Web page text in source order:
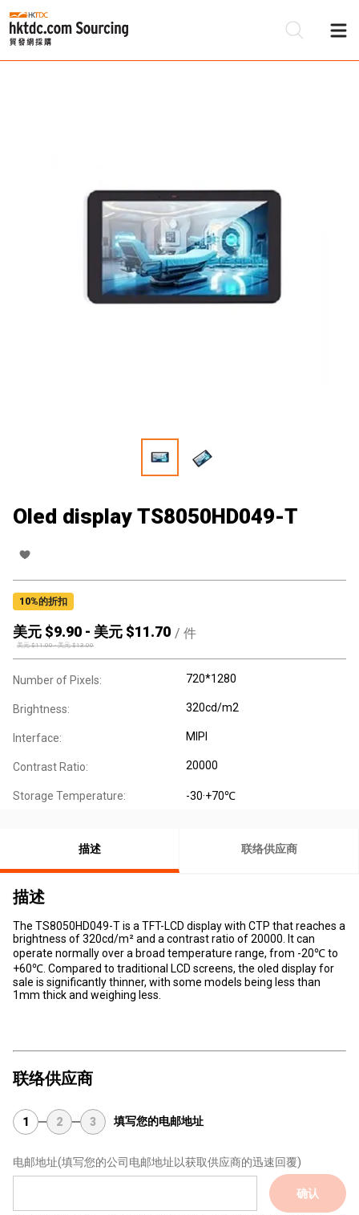
Oled display TS8050HD049-T
10%的折扣
美元 $9.90 - 美元 $11.70 / 件
美元 $11.00-美元 $13.00
Number of Pixels: 720*1280
Brightness: 320cd/m2
Interface: MIPI
Contrast Ratio: 20000
Storage Temperature: -30·+70℃
描述 联络供应商
描述
The TS8050HD049-T is a TFT-LCD display with CTP that reaches a
brightness of 320cd/m² and a contrast ratio of 20000. It can
operate normally over a broad temperature range, from -20℃ to
+60℃. Compared to traditional LCD screens, the oled display for
sale is significantly thinner, with some models being less than
1mm thick and weighing less.
联络供应商
1 2 3 填写您的电邮地址
电邮地址(填写您的公司电邮地址以获取供应商的迅速回覆)
确认